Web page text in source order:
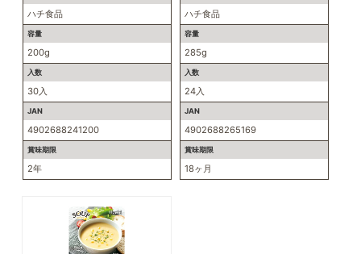
ハチ食品
容量
200g
入数
30入
JAN
4902688241200
賞味期限
2年
ハチ食品
容量
285g
入数
24入
JAN
4902688265169
賞味期限
18ヶ月